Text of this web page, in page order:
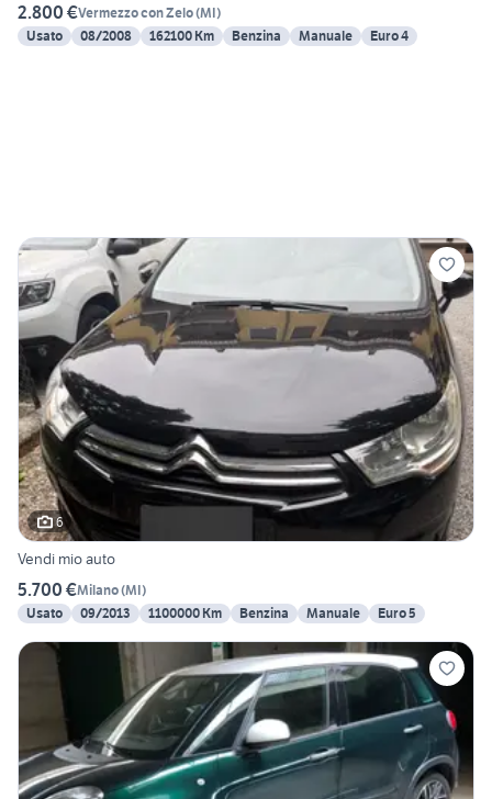
2.800 €Vermezzo con Zelo(MI)
Usato
08/2008 162100 Km Benzina Manuale Euro 4
6
Vendi mio auto
5.700 €Milano(MI)
Usato
09/2013 1100000 Km Benzina Manuale Euro 5